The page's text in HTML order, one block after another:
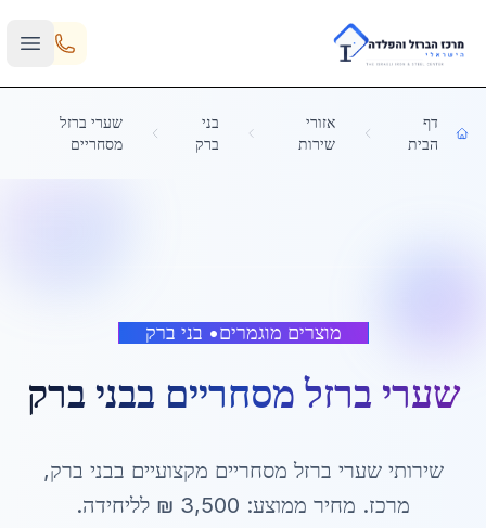
Skip to main content
דף
הבית
אזורי
שירות
בני
ברק
שערי ברזל
מסחריים
מוצרים מוגמרים• בני ברק
שערי ברזל מסחריים בבני ברק
שירותישערי ברזל מסחריים מקצועיים בבני ברק,
מרכז. מחיר ממוצע: 3,500 ₪ לליחידה.